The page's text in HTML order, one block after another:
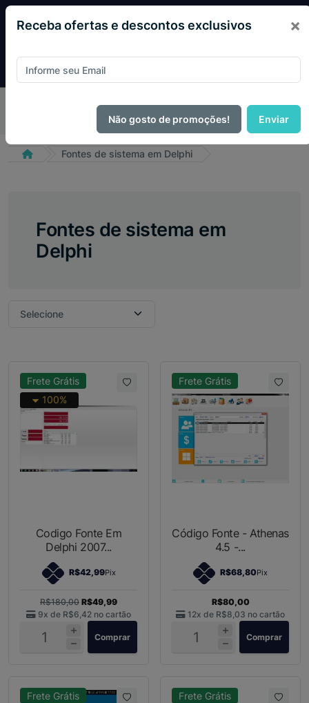
PIX e ganhe 14% OFF em todo o site no mês
de Agosto.
Fontes de sistema em Delphi
Fontes de sistema em
Delphi
Frete Grátis
100%
Codigo Fonte Em
Delphi 2007...
R$42,99Pix
R$180,00 R$49,99
9x de R$6,42 no cartão
Comprar
Frete Grátis
Código Fonte - Athenas
4.5 -...
R$68,80Pix
R$80,00
12x de R$8,03 no cartão
Comprar
Frete Grátis Frete Grátis
Receba ofertas e descontos exclusivos ×
Não gosto de promoções! Enviar